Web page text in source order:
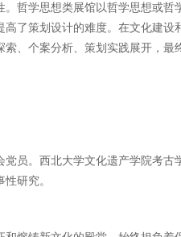
哲学思想类展馆以哲学思想或
高了策划设计的难度。在文化建
、个案分析、策划实践展开，最
员。西北大学文化遗产学院考
研究。